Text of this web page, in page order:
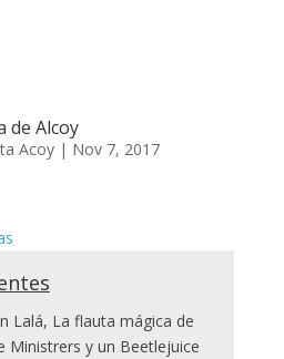
de Alcoy
Acoy| Nov 7, 2017
Lalá, La flauta mágica de
Ministrers y un Beetlejuice